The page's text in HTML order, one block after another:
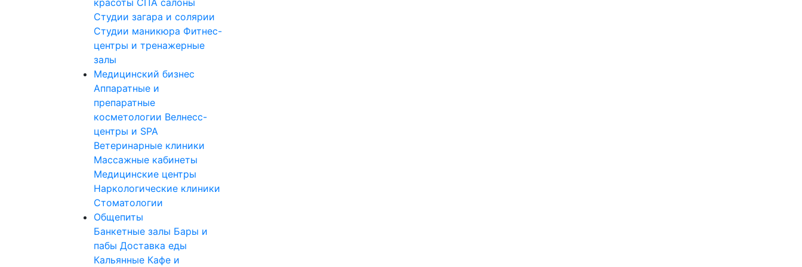
красоты СПА салоны
Студии загара и солярии
Студии маникюра Фитнес-
центры и тренажерные
залы
Медицинский бизнес
Аппаратные и
препаратные
косметологии Велнесс-
центры и SPA
Ветеринарные клиники
Массажные кабинеты
Медицинские центры
Наркологические клиники
Стоматологии
Общепиты
Банкетные залы Бары и
пабы Доставка еды
Кальянные Кафе и